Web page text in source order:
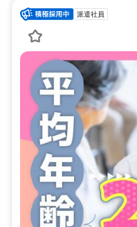
派遣社員